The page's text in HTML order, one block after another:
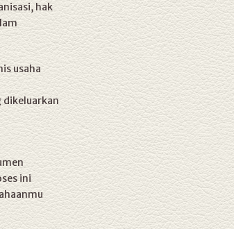
hak
usaha
dikeluarkan
ini